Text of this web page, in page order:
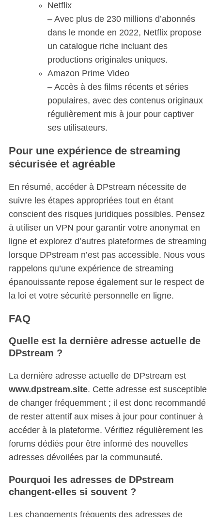
Netflix
– Avec plus de 230 millions d’abonnés
dans le monde en 2022, Netflix propose
un catalogue riche incluant des
productions originales uniques.
Amazon Prime Video
– Accès à des films récents et séries
populaires, avec des contenus originaux
régulièrement mis à jour pour captiver
ses utilisateurs.
Pour une expérience de streaming
sécurisée et agréable
En résumé, accéder à DPstream nécessite de
suivre les étapes appropriées tout en étant
conscient des risques juridiques possibles. Pensez
à utiliser un VPN pour garantir votre anonymat en
ligne et explorez d’autres plateformes de streaming
lorsque DPstream n’est pas accessible. Nous vous
rappelons qu’une expérience de streaming
épanouissante repose également sur le respect de
la loi et votre sécurité personnelle en ligne.
FAQ
Quelle est la dernière adresse actuelle de
DPstream ?
La dernière adresse actuelle de DPstream est
www.dpstream.site. Cette adresse est susceptible
de changer fréquemment ; il est donc recommandé
de rester attentif aux mises à jour pour continuer à
accéder à la plateforme. Vérifiez régulièrement les
forums dédiés pour être informé des nouvelles
adresses dévoilées par la communauté.
Pourquoi les adresses de DPstream
changent-elles si souvent ?
Les changements fréquents des adresses de